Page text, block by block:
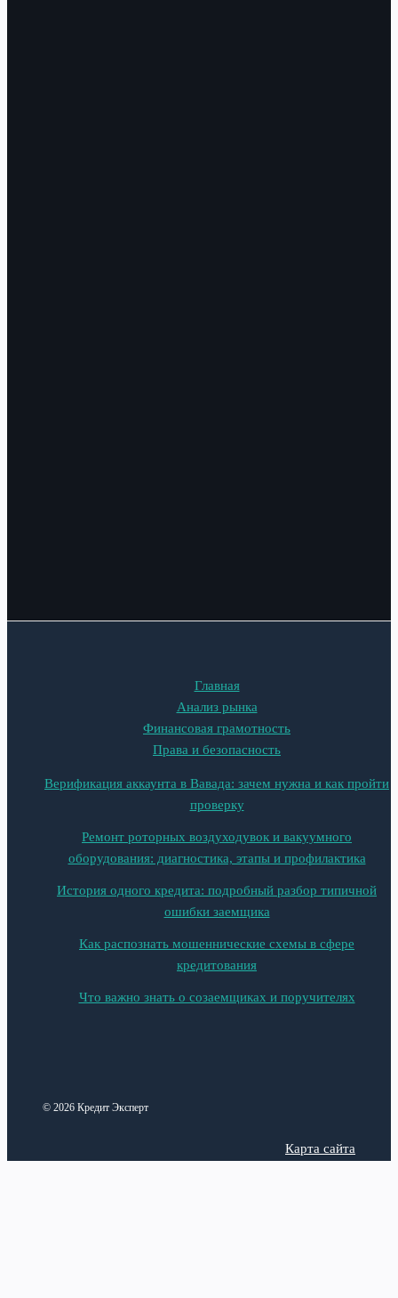
Главная
Анализ рынка
Финансовая грамотность
Права и безопасность
Верификация аккаунта в Вавада: зачем нужна и как пройти
проверку
Ремонт роторных воздуходувок и вакуумного
оборудования: диагностика, этапы и профилактика
История одного кредита: подробный разбор типичной
ошибки заемщика
Как распознать мошеннические схемы в сфере
кредитования
Что важно знать о созаемщиках и поручителях
© 2026 Кредит Эксперт
Карта сайта